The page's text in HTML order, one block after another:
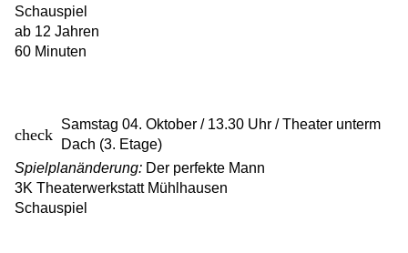
Schauspiel
ab 12 Jahren
60 Minuten
Samstag 04. Oktober / 13.30 Uhr / Theater unterm
Dach (3. Etage)
Spielplanänderung: Der perfekte Mann
3K Theaterwerkstatt Mühlhausen
Schauspiel